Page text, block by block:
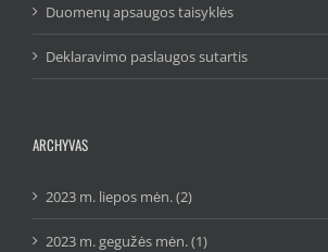
Duomenų apsaugos taisyklės
Deklaravimo paslaugos sutartis
ARCHYVAS
2023 m. liepos mėn. (2)
2023 m. gegužės mėn. (1)